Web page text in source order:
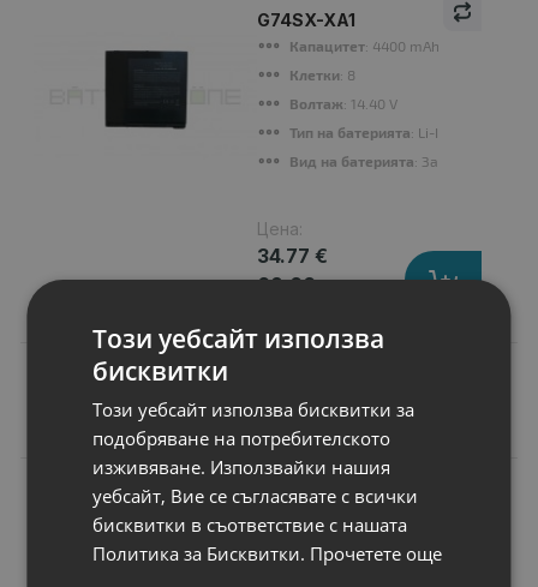
G74SX-XA1
Капацитет: 4400 mAh
Клетки: 8
Волтаж: 14.40 V
Тип на батерията: Li-Ion
Вид на батерията: Заместител
Цена:
34.77 €
68.00 лв.
Подобни продукти
N
Батерия за лаптоп
Asus A Series A72J
Капацитет: 4400 mAh
Този уебсайт използва
бисквитки
Този уебсайт използва бисквитки за
подобряване на потребителското
изживяване. Използвайки нашия
уебсайт, Вие се съгласявате с всички
бисквитки в съответствие с нашата
Политика за Бисквитки. Прочетете още